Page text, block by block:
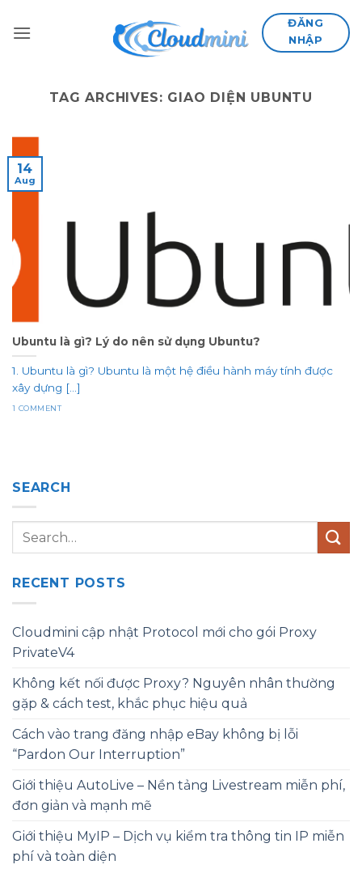
ĐĂNG
NHẬP
TAG ARCHIVES: GIAO DIỆN UBUNTU
Ubuntu là gì? Lý do nên sử dụng Ubuntu?
1. Ubuntu là gì? Ubuntu là một hệ điều hành máy tính được
xây dựng [...]
1 COMMENT
14
Aug
SEARCH
RECENT POSTS
Cloudmini cập nhật Protocol mới cho gói Proxy
PrivateV4
Không kết nối được Proxy? Nguyên nhân thường
gặp & cách test, khắc phục hiệu quả
Cách vào trang đăng nhập eBay không bị lỗi
“Pardon Our Interruption”
Giới thiệu AutoLive – Nền tảng Livestream miễn phí,
đơn giản và mạnh mẽ
Giới thiệu MyIP – Dịch vụ kiểm tra thông tin IP miễn
phí và toàn diện